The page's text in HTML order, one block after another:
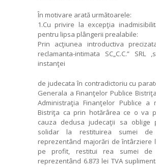
În motivare arată următoarele:
1.Cu privire la excepţia
pentru lipsa plângerii prealabile:
Prin acţiunea introductiva
reclamanta-intimata SC„C.C.” SRL
instanţei
de judecata în contradictoriu cu
Generala a Finanţelor Publice
Administraţia Finanţelor Publice a
Bistriţa ca prin hotărârea ce o va
cauza dedusa judecaţii sa oblige
solidar la restituirea sumei
reprezentând majorări de întârziere
pe profit, restitui rea sumei de
reprezentând 6.873 lei TVA